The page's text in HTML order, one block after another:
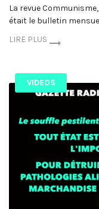
La revue
était le bulletin
LIRE PLUS
VIDEOS